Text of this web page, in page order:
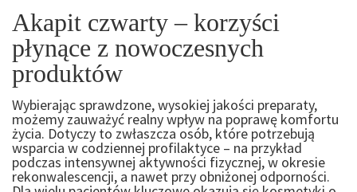
Akapit czwarty – korzyści
płynące z nowoczesnych
produktów
Wybierając sprawdzone, wysokiej jakości preparaty,
możemy zauważyć realny wpływ na poprawę komfortu
życia. Dotyczy to zwłaszcza osób, które potrzebują
wsparcia w codziennej profilaktyce – na przykład
podczas intensywnej aktywności fizycznej, w okresie
rekonwalescencji, a nawet przy obniżonej odporności.